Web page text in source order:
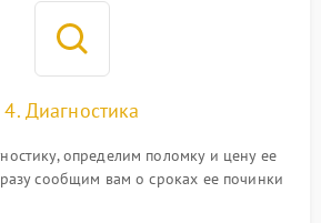
4. Диагностика
определим поломку и цену ее
сообщим вам о сроках ее починки